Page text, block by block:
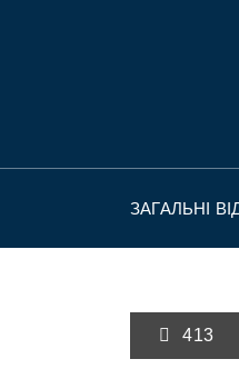
ЗАГАЛЬНІ
413